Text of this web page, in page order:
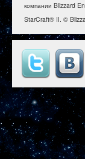
компании Blizzard
StarCraft® II. ©